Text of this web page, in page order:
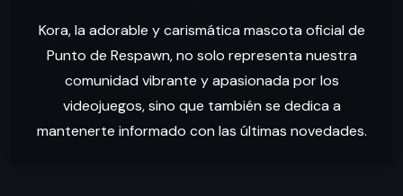
Kora, la adorable y carismática mascota oficial de
Punto de Respawn, no solo representa nuestra
comunidad vibrante y apasionada por los
videojuegos, sino que también se dedica a
mantenerte informado con las últimas novedades.